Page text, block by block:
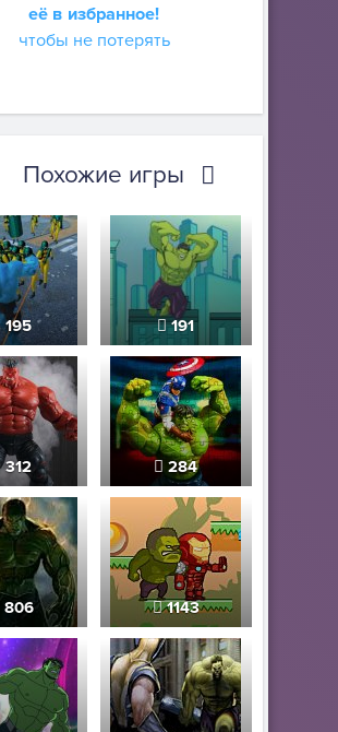
её в избранное!
чтобы не потерять
Похожие игры
195 191
312 284
806 1143